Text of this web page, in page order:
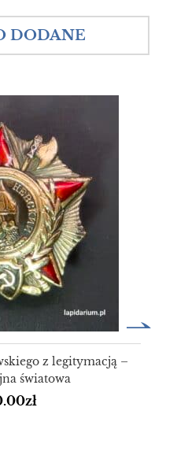
DODANE
z legitymacją –
światowa
zł